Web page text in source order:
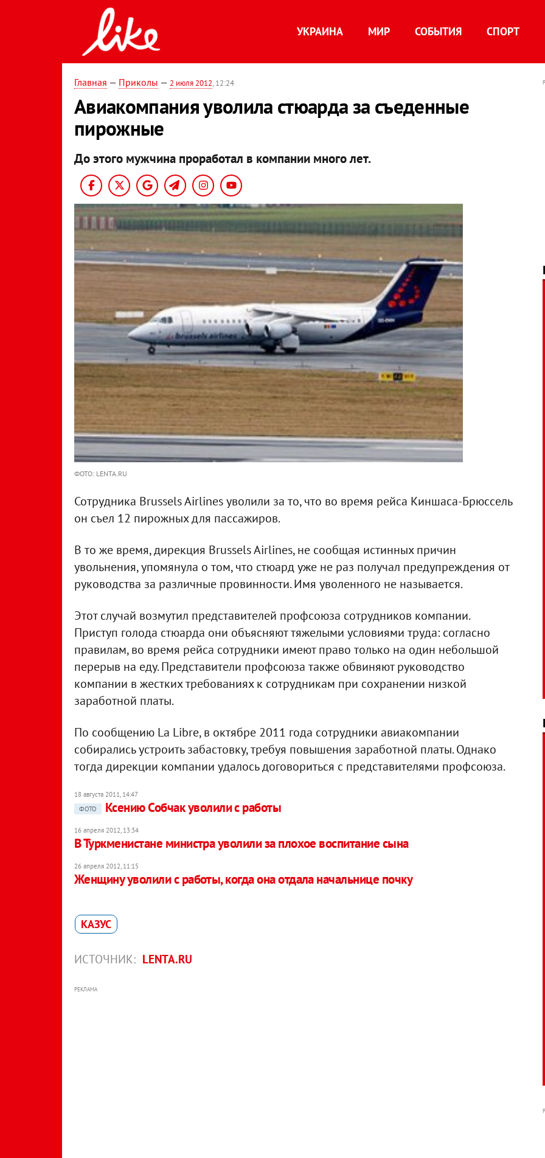
УКРАИНА МИР СОБЫТИЯ СПОРТ
Главная — Приколы — 2 июля 2012, 12:24
Авиакомпания уволила стюарда за съеденные
пирожные
До этого мужчина проработал в компании много лет.
ФОТО: LENTA.RU
Сотрудника Brussels Airlines уволили за то, что во время рейса Киншаса-Брюссель
он съел 12 пирожных для пассажиров.
В то же время, дирекция Brussels Airlines, не сообщая истинных причин
увольнения, упомянула о том, что стюард уже не раз получал предупреждения от
руководства за различные провинности. Имя уволенного не называется.
Этот случай возмутил представителей профсоюза сотрудников компании.
Приступ голода стюарда они объясняют тяжелыми условиями труда: согласно
правилам, во время рейса сотрудники имеют право только на один небольшой
перерыв на еду. Представители профсоюза также обвиняют руководство
компании в жестких требованиях к сотрудникам при сохранении низкой
заработной платы.
По сообщению La Libre, в октябре 2011 года сотрудники авиакомпании
собирались устроить забастовку, требуя повышения заработной платы. Однако
тогда дирекции компании удалось договориться с представителями профсоюза.
18 августа 2011, 14:47
ФОТО
Ксению Собчак уволили с работы
16 апреля 2012, 13:34
В Туркменистане министра уволили за плохое воспитание сына
26 апреля 2012, 11:15
Женщину уволили с работы, когда она отдала начальнице почку
КАЗУС
ИСТОЧНИК: LENTA.RU
РЕКЛАМА